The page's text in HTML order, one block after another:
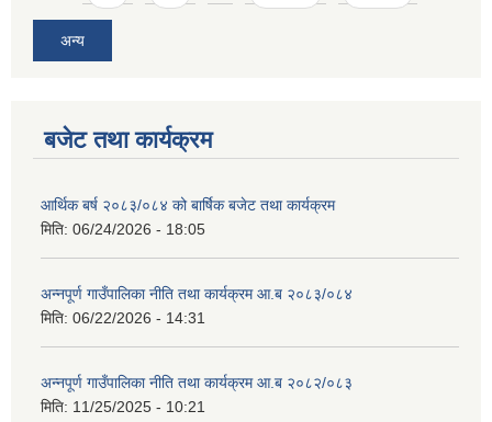
अन्य
बजेट तथा कार्यक्रम
आर्थिक बर्ष २०८३/०८४ को बार्षिक बजेट तथा कार्यक्रम
मिति: 06/24/2026 - 18:05
अन्नपूर्ण गाउँपालिका नीति तथा कार्यक्रम आ.ब २०८३/०८४
मिति: 06/22/2026 - 14:31
अन्नपूर्ण गाउँपालिका नीति तथा कार्यक्रम आ.ब २०८२/०८३
मिति: 11/25/2025 - 10:21